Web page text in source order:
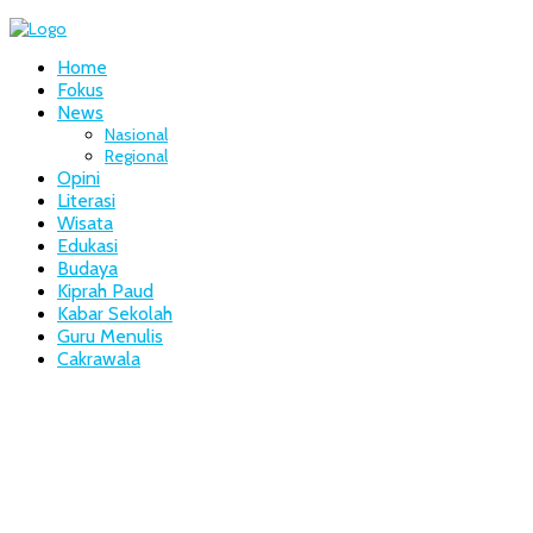
Home
Fokus
News
Nasional
Regional
Opini
Literasi
Wisata
Edukasi
Budaya
Kiprah Paud
Kabar Sekolah
Guru Menulis
Cakrawala